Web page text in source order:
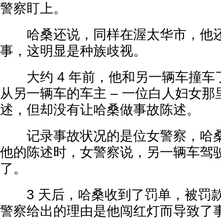
警察盯上。
哈桑还说，同样在渥太华市，他
事，这明显是种族歧视。
大约 4 年前，他和另一辆车撞车
从另一辆车的车主 – 一位白人妇女那
述，但却没有让哈桑做事故陈述。
记录事故状况的是位女警察，哈
他的陈述时，女警察说，另一辆车驾
了。
3 天后，哈桑收到了罚单，被罚
警察给出的理由是他闯红灯而导致了